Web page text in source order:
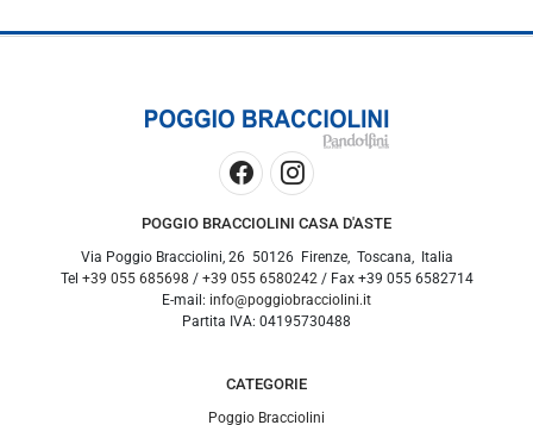
POGGIO BRACCIOLINI CASA D'ASTE
Via Poggio Bracciolini, 26 50126 Firenze, Toscana
Italia
Tel +39 055 685698 / +39 055 6580242 / Fax +39 055 6582714
E-mail: info@poggiobracciolini.it
Partita IVA: 04195730488
CATEGORIE
Poggio Bracciolini